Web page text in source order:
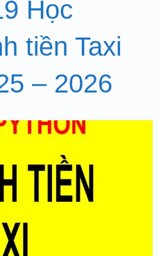
Học
tiền Taxi
– 2026